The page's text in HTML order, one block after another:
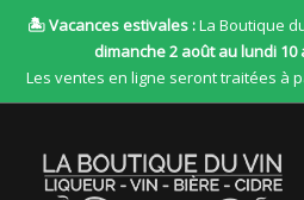
🏝 Vacances estivales :La Boutique
dimanche 2 août au lundi
Les ventes en ligne seront traitées à